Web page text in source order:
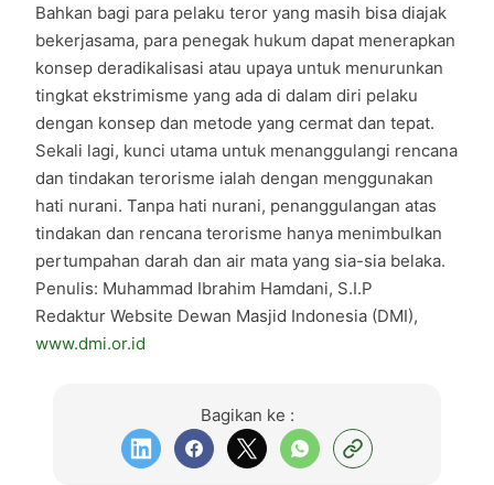
Bahkan bagi para pelaku teror yang masih bisa diajak
bekerjasama, para penegak hukum dapat menerapkan
konsep deradikalisasi atau upaya untuk menurunkan
tingkat ekstrimisme yang ada di dalam diri pelaku
dengan konsep dan metode yang cermat dan tepat.
Sekali lagi, kunci utama untuk menanggulangi rencana
dan tindakan terorisme ialah dengan menggunakan
hati nurani. Tanpa hati nurani, penanggulangan atas
tindakan dan rencana terorisme hanya menimbulkan
pertumpahan darah dan air mata yang sia-sia belaka.
Penulis: Muhammad Ibrahim Hamdani, S.I.P
Redaktur Website Dewan Masjid Indonesia (DMI),
www.dmi.or.id
Bagikan ke :